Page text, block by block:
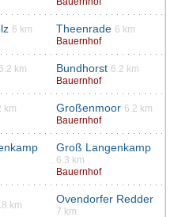
6 km
Theenrade 6 km
Bauernhof
6.2 km
Bundhorst 6.2 km
Bauernhof
km
Großenmoor 6.2 km
Bauernhof
Groß Langenkamp
6.3 km
Bauernhof
km
Ovendorfer Redder
7 km